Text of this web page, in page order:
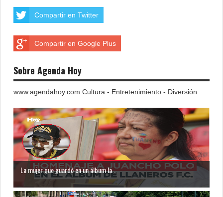
Compartir en Twitter
Compartir en Google Plus
Sobre Agenda Hoy
www.agendahoy.com Cultura - Entretenimiento - Diversión
La mujer que guardó en un álbum la...